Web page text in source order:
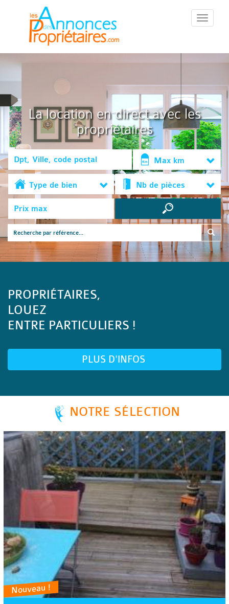
::Menu::
La location en direct avec les
propriétaires
Max km
Type de bien Nb de pièces
PROPRIÉTAIRES,
LOUEZ
ENTRE PARTICULIERS !
PLUS D'INFOS
NOTRE SÉLECTION
Nouveau !